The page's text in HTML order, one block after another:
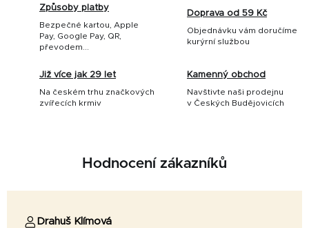
Způsoby platby
Bezpečné kartou, Apple
Pay, Google Pay, QR,
převodem...
Doprava od 59 Kč
Objednávku vám doručíme
kurýrní službou
Již více jak 29 let
Na českém trhu značkových
zvířecích krmiv
Kamenný obchod
Navštivte naši prodejnu
v Českých Budějovicích
Hodnocení zákazníků
Drahuš Klímová